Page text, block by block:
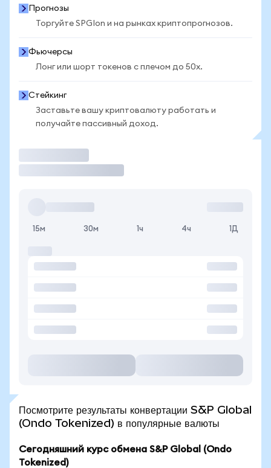
Прогнозы
Торгуйте SPGIon и на рынках криптопрогнозов.
Фьючерсы
Лонг или шорт токенов с плечом до 50x.
Стейкинг
Заставьте вашу криптовалюту работать и
получайте пассивный доход.
15м 30м 1ч 4ч 1Д
Посмотрите результаты конвертации S&P Global
(Ondo Tokenized) в популярные валюты
Сегодняшний курс обмена S&P Global (Ondo
Tokenized)